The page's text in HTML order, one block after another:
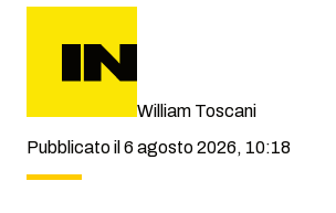
William Toscani
Pubblicato il 6 agosto 2026, 10:18